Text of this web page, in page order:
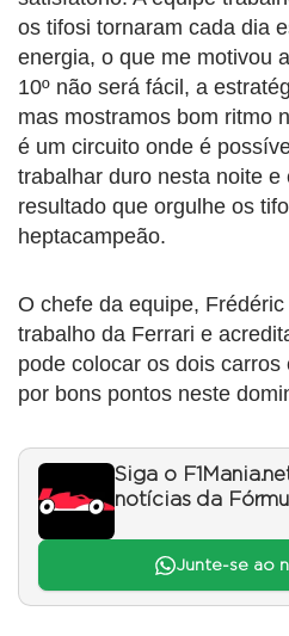
os tifosi tornaram cada dia
energia, o que me motivou
10º não será fácil, a
mas mostramos bom ritmo
é um circuito onde é
trabalhar duro nesta noite e
resultado que orgulhe os
heptacampeão.
O chefe da equipe,
trabalho da Ferrari e
pode colocar os dois
por bons pontos neste
Siga o
notícias da
Junte-se ao